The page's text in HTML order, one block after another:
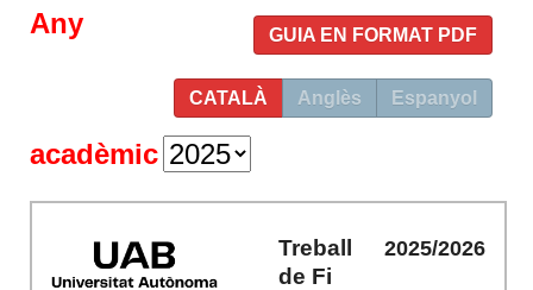
GUIA EN FORMAT PDF
CATALÀ Anglès Espanyol
Any
acadèmic
Treball
de Fi
2025/2026